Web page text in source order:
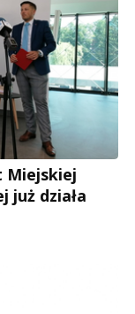
Miejskiej
już działa